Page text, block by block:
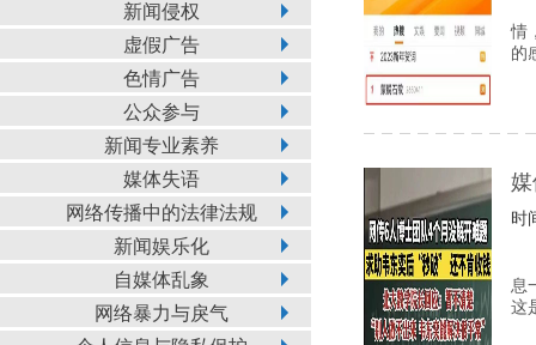
新闻侵权
虚假广告
色情广告
公众参与
新闻专业素养
媒体失语
网络传播中的法律法规
新闻娱乐化
自媒体乱象
网络暴力与戾气
情
的
时
息
这